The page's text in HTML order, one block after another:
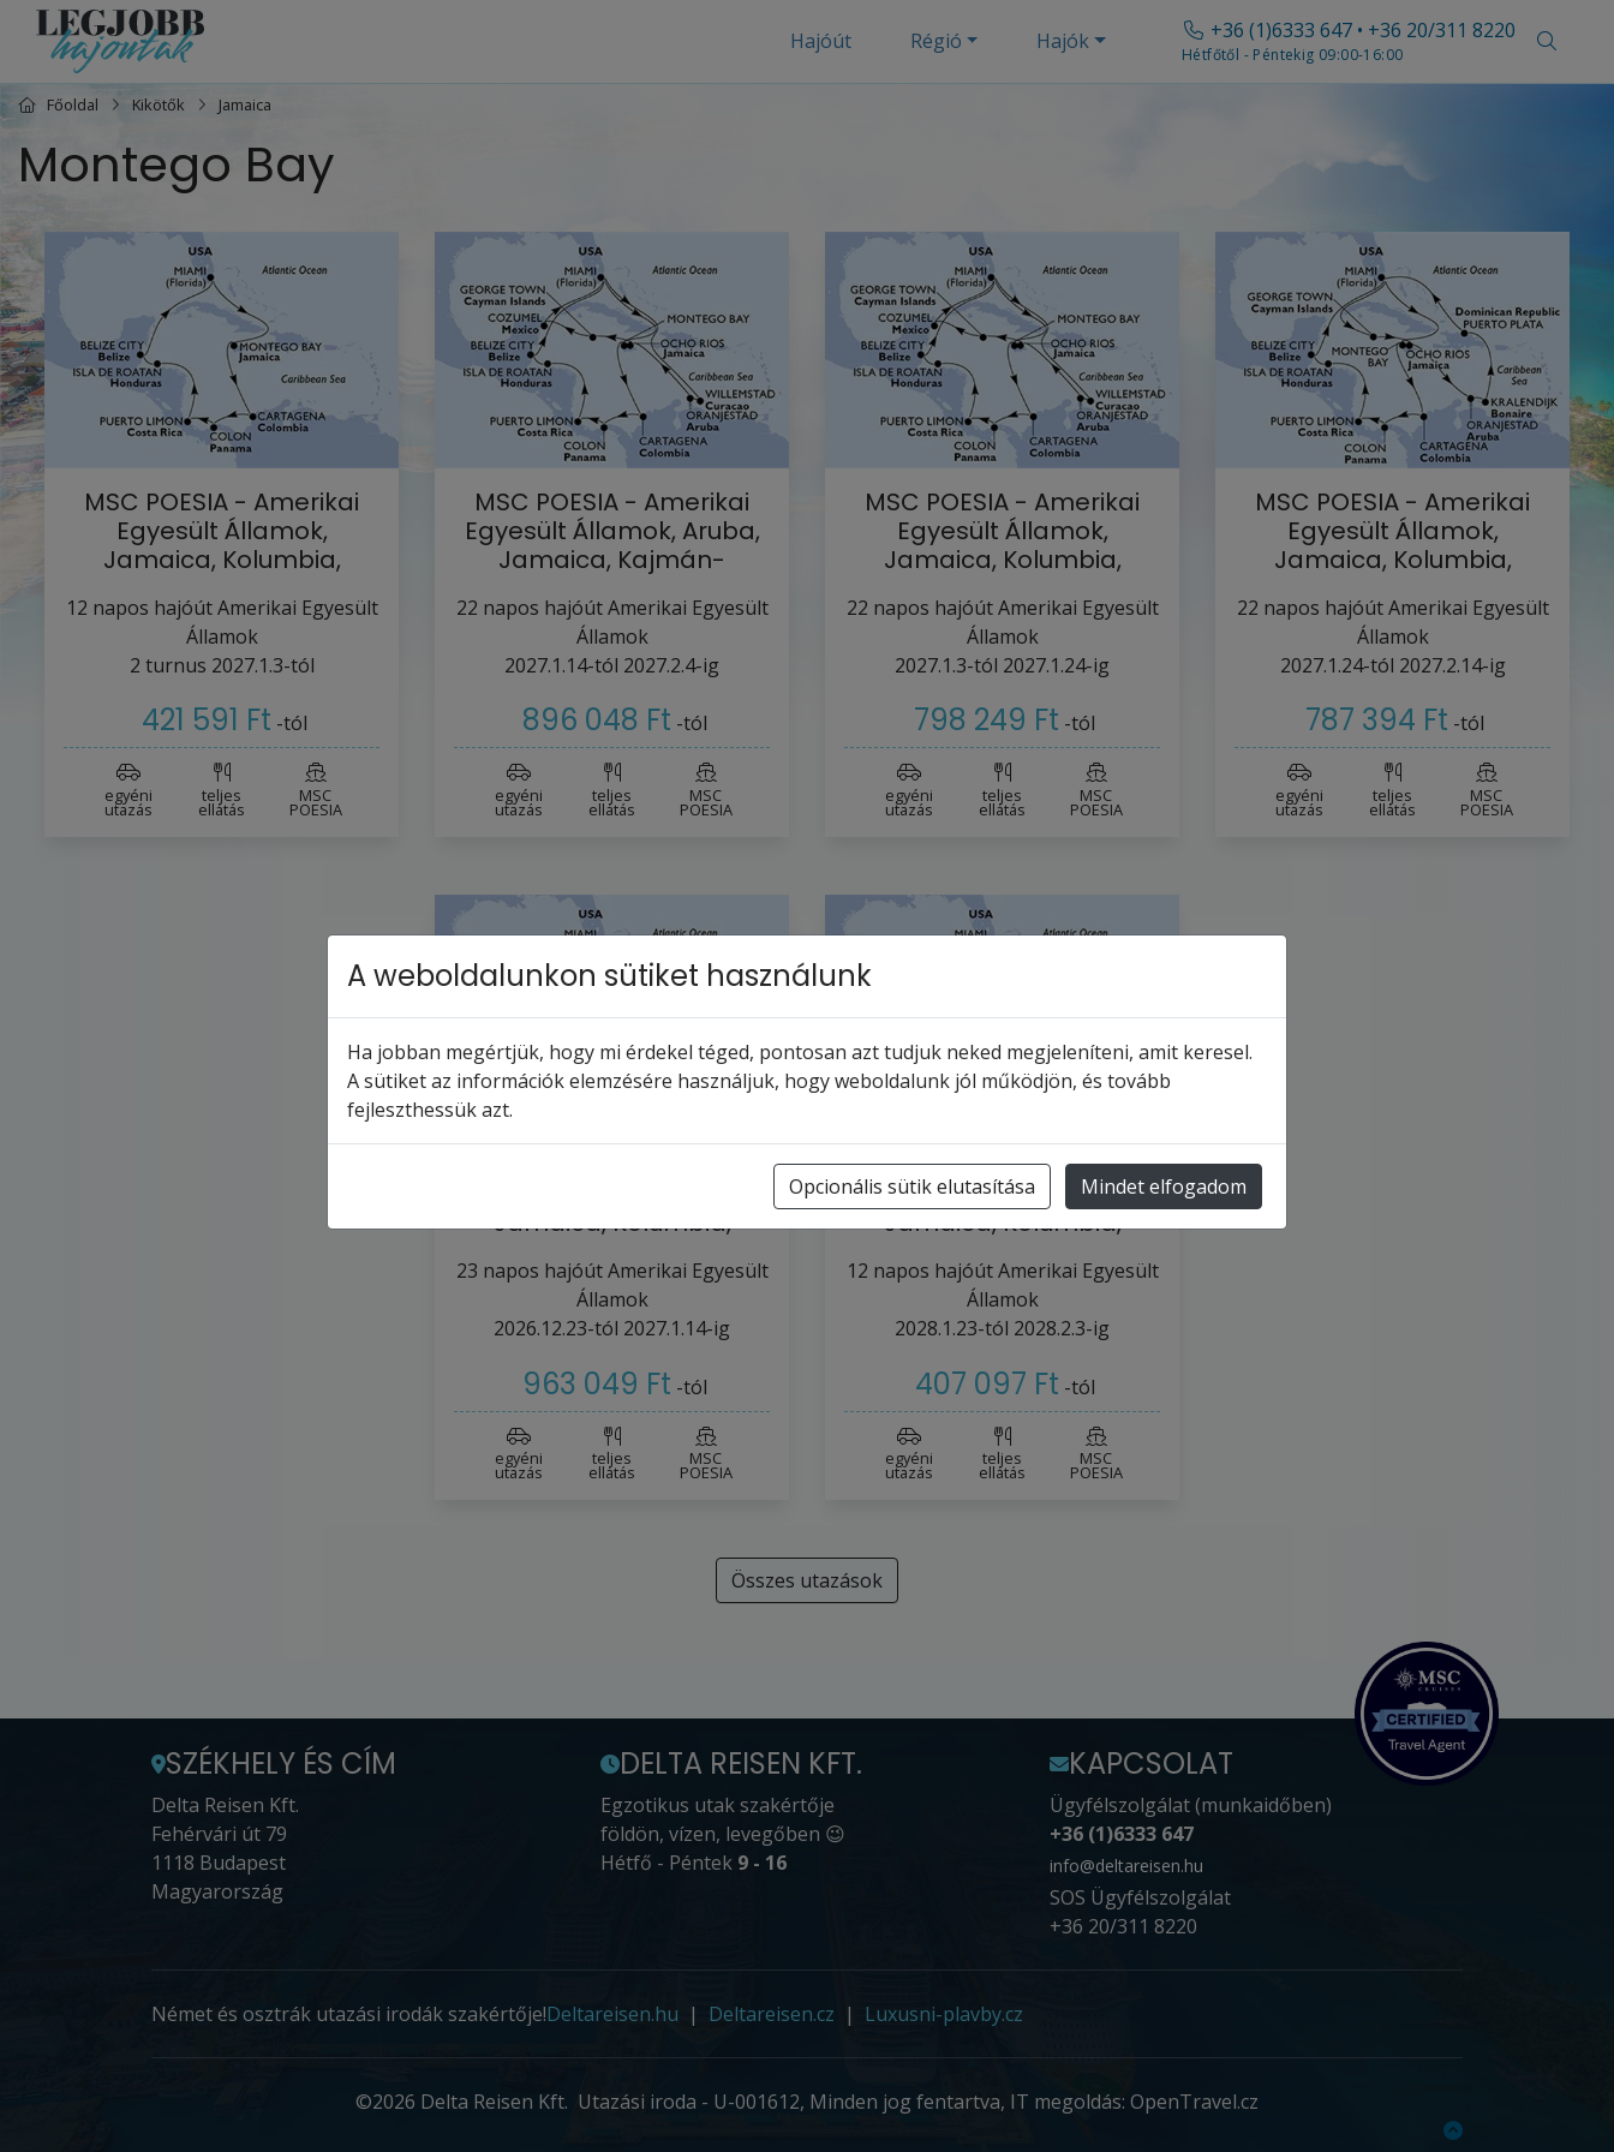
Hajóút Régió Hajók +36 (1)6333 647 • +36 20/311 8220
Hétfőtől - Péntekig 09:00-16:00
Főoldal Kikötők Jamaica
Montego Bay
MSC POESIA - Amerikai
Egyesült Államok,
Jamaica, Kolumbia,
12 napos hajóútAmerikai Egyesült
Államok
2 turnus 2027.1.3-tól
421 591 Ft -tól
egyéni
utazás
teljes
ellátás
MSC
POESIA
MSC POESIA - Amerikai
Egyesült Államok, Aruba,
Jamaica, Kajmán-
22 napos hajóútAmerikai Egyesült
Államok
2027.1.14-tól 2027.2.4-ig
896 048 Ft -tól
egyéni
utazás
teljes
ellátás
MSC
POESIA
MSC POESIA - Amerikai
Egyesült Államok,
Jamaica, Kolumbia,
22 napos hajóútAmerikai Egyesült
Államok
2027.1.3-tól 2027.1.24-ig
798 249 Ft -tól
egyéni
utazás
teljes
ellátás
MSC
POESIA
MSC POESIA - Amerikai
Egyesült Államok,
Jamaica, Kolumbia,
22 napos hajóútAmerikai Egyesült
Államok
2027.1.24-tól 2027.2.14-ig
787 394 Ft -tól
egyéni
utazás
teljes
ellátás
MSC
POESIA
Jamaica, Kolumbia,
23 napos hajóútAmerikai Egyesült
Államok
2026.12.23-tól 2027.1.14-ig
963 049 Ft -tól
egyéni
utazás
teljes
ellátás
MSC
POESIA
MSC POESIA - Amerikai
Egyesült Államok,
Jamaica, Kolumbia,
12 napos hajóútAmerikai Egyesült
Államok
2028.1.23-tól 2028.2.3-ig
407 097 Ft -tól
egyéni
utazás
teljes
ellátás
MSC
POESIA
Összes utazások
SZÉKHELY ÉS CÍM
Delta Reisen Kft.
Fehérvári út 79
1118 Budapest
Magyarország
DELTA REISEN KFT.
Egzotikus utak szakértője
földön, vízen, levegőben 😉
Hétfő - Péntek 9 - 16
KAPCSOLAT
Ügyfélszolgálat (munkaidőben)
+36 (1)6333 647
info@deltareisen.hu
SOS Ügyfélszolgálat
+36 20/311 8220
Német és osztrák utazási irodák szakértője!Deltareisen.hu Deltareisen.cz Luxusni-plavby.cz
©2026 Delta Reisen Kft. Utazási iroda - U-001612, Minden jog fentartva, IT megoldás: OpenTravel.cz
A weboldalunkon sütiket használunk
Ha jobban megértjük, hogy mi érdekel téged, pontosan azt tudjuk neked megjeleníteni, amit keresel.
A sütiket az információk elemzésére használjuk, hogy weboldalunk jól működjön, és tovább
fejleszthessük azt.
Opcionális sütik elutasítása Mindet elfogadom